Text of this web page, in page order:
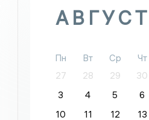
АВГУСТ
Пн Вт Ср Чт
27
28 29 30
3
4 5 6
10
11 12 13